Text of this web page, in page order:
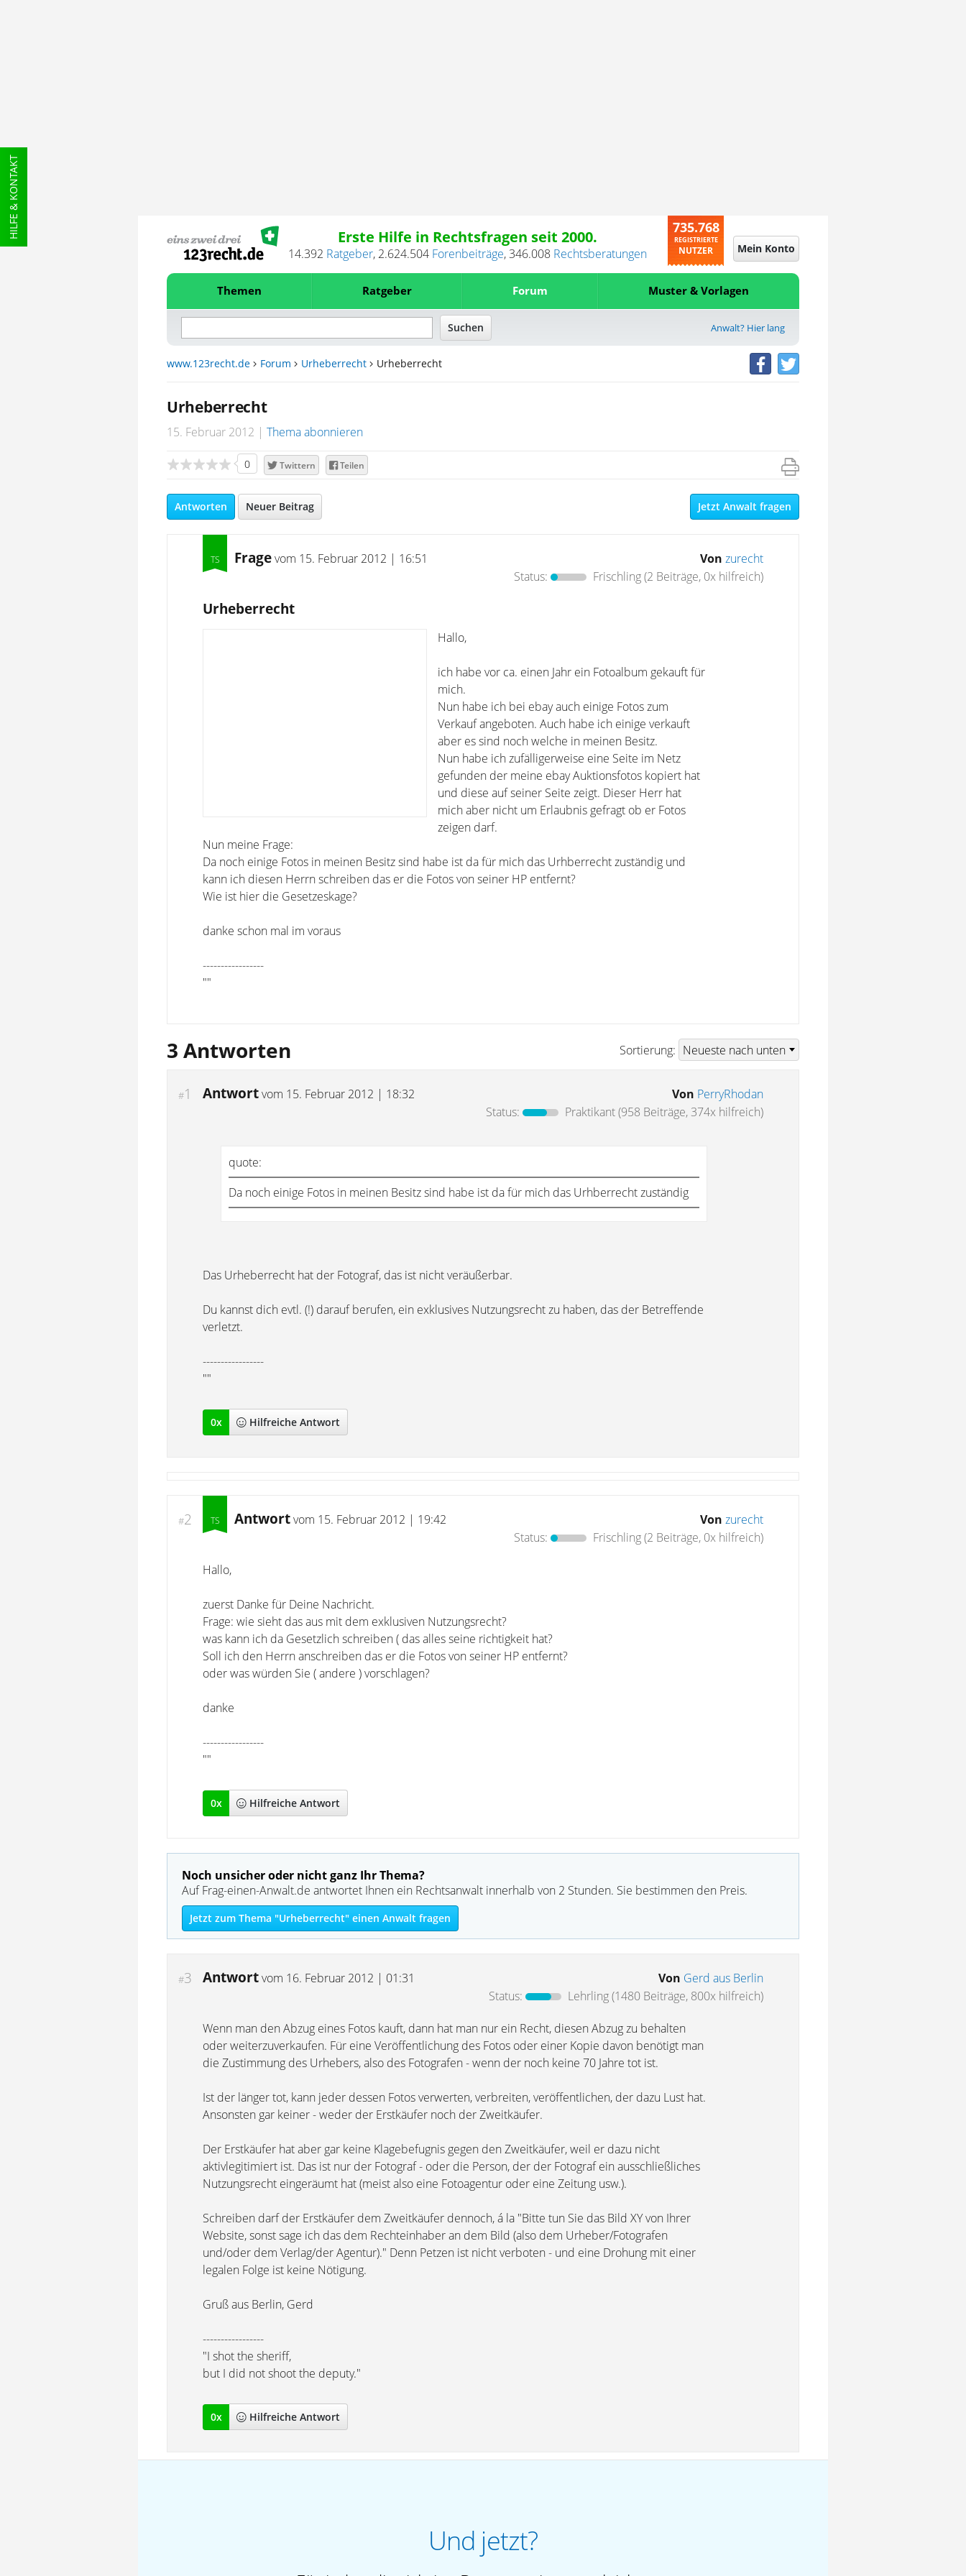
HILFE & KONTAKT Erste Hilfe in Rechtsfragen seit 2000.
14.392 Ratgeber, 2.624.504 Forenbeiträge,346.008 Rechtsberatungen
735.768
REGISTRIERTE
NUTZER Mein Konto
Themen Ratgeber Forum Muster & Vorlagen
Anwalt? Hier lang
www.123recht.de Forum Urheberrecht Urheberrecht
Urheberrecht
15. Februar 2012 Thema abonnieren
0 Twittern Teilen
Antworten Neuer Beitrag Jetzt Anwalt fragen
Fragevom 15. Februar 2012 | 16:51 Von zurecht
Status:
Frischling(2 Beiträge, 0x hilfreich)
Urheberrecht
Hallo,
ich habe vor ca. einen Jahr ein Fotoalbum gekauft für
mich.
Nun habe ich bei ebay auch einige Fotos zum
Verkauf angeboten. Auch habe ich einige verkauft
aber es sind noch welche in meinen Besitz.
Nun habe ich zufälligerweise eine Seite im Netz
gefunden der meine ebay Auktionsfotos kopiert hat
und diese auf seiner Seite zeigt. Dieser Herr hat
mich aber nicht um Erlaubnis gefragt ob er Fotos
zeigen darf.
Nun meine Frage:
Da noch einige Fotos in meinen Besitz sind habe ist da für mich das Urhberrecht zuständig und
kann ich diesen Herrn schreiben das er die Fotos von seiner HP entfernt?
Wie ist hier die Gesetzeskage?
danke schon mal im voraus
-----------------
""
3 Antworten Sortierung:
#1 Antwortvom 15. Februar 2012 | 18:32 Von PerryRhodan
Status:
Praktikant(958 Beiträge, 374x hilfreich)
quote:
Da noch einige Fotos in meinen Besitz sind habe ist da für mich das Urhberrecht zuständig
Das Urheberrecht hat der Fotograf, das ist nicht veräußerbar.
Du kannst dich evtl. (!) darauf berufen, ein exklusives Nutzungsrecht zu haben, das der Betreffende
verletzt.
-----------------
""
0x Hilfreiche Antwort
#2 Antwortvom 15. Februar 2012 | 19:42 Von zurecht
Status:
Frischling(2 Beiträge, 0x hilfreich)
Hallo,
zuerst Danke für Deine Nachricht.
Frage: wie sieht das aus mit dem exklusiven Nutzungsrecht?
was kann ich da Gesetzlich schreiben ( das alles seine richtigkeit hat?
Soll ich den Herrn anschreiben das er die Fotos von seiner HP entfernt?
oder was würden Sie ( andere ) vorschlagen?
danke
-----------------
""
0x Hilfreiche Antwort
Noch unsicher oder nicht ganz Ihr Thema?
Auf Frag-einen-Anwalt.de antwortet Ihnen ein Rechtsanwalt innerhalb von 2 Stunden. Sie bestimmen den Preis.
Jetzt zum Thema "Urheberrecht" einen Anwalt fragen
#3 Antwortvom 16. Februar 2012 | 01:31 Von Gerd aus Berlin
Status:
Lehrling(1480 Beiträge, 800x hilfreich)
Wenn man den Abzug eines Fotos kauft, dann hat man nur ein Recht, diesen Abzug zu behalten
oder weiterzuverkaufen. Für eine Veröffentlichung des Fotos oder einer Kopie davon benötigt man
die Zustimmung des Urhebers, also des Fotografen - wenn der noch keine 70 Jahre tot ist.
Ist der länger tot, kann jeder dessen Fotos verwerten, verbreiten, veröffentlichen, der dazu Lust hat.
Ansonsten gar keiner - weder der Erstkäufer noch der Zweitkäufer.
Der Erstkäufer hat aber gar keine Klagebefugnis gegen den Zweitkäufer, weil er dazu nicht
aktivlegitimiert ist. Das ist nur der Fotograf - oder die Person, der der Fotograf ein ausschließliches
Nutzungsrecht eingeräumt hat (meist also eine Fotoagentur oder eine Zeitung usw.).
Schreiben darf der Erstkäufer dem Zweitkäufer dennoch, á la "Bitte tun Sie das Bild XY von Ihrer
Website, sonst sage ich das dem Rechteinhaber an dem Bild (also dem Urheber/Fotografen
und/oder dem Verlag/der Agentur)." Denn Petzen ist nicht verboten - und eine Drohung mit einer
legalen Folge ist keine Nötigung.
Gruß aus Berlin, Gerd
-----------------
"I shot the sheriff,
but I did not shoot the deputy."
0x Hilfreiche Antwort
Und jetzt?